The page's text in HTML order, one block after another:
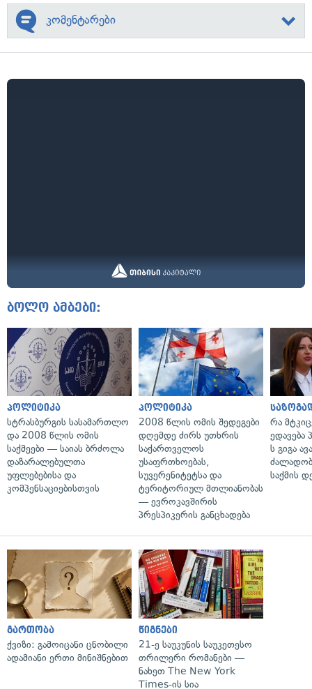
კომენტარები
ბოლო ამბები:
პოლიტიკა
სტრასბურგის სასამართლო
და 2008 წლის ომის
საქმეები — საიას ბრძოლა
დაზარალებულთა
უფლებებისა და
კომპენსაციებისთვის
პოლიტიკა
2008 წლის ომის შედეგები
დღემდე ძირს უთხრის
საქართველოს
უსაფრთხოებას,
სუვერენიტეტსა და
ტერიტორიულ მთლიანობას
— ევროკავშირის
პრესპიკერის განცხადება
რა
ედავება
ს გიგა
საქმის
გართობა
ქვიზი: გამოიცანი ცნობილი
ადამიანი ერთი მინიშნებით
წიგნები
21-ე საუკუნის საუკეთესო
თრილერი რომანები —
ნახეთ The New York
Times-ის სია